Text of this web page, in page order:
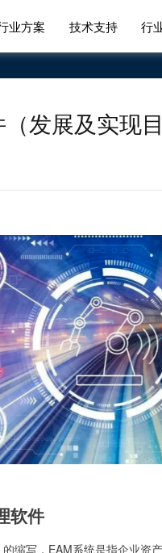
业方案 技术支持 行
发展及实现目
软件
缩写，EAM系统是指企业资